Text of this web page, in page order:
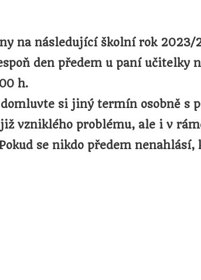
na následující školní rok
den předem u paní učitelky
h.
si jiný termín osobně s
vzniklého problému, ale i v
se nikdo předem